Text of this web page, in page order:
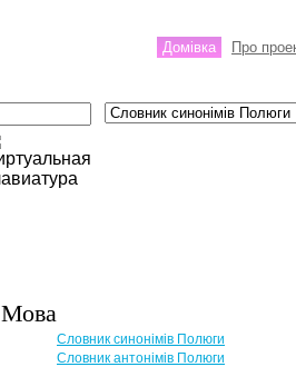
Домівка Про
Мова
Словник синонімів Полюги
Словник антонімів Полюги